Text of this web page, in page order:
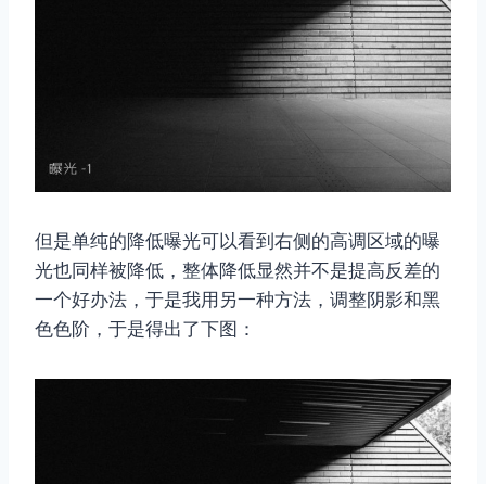
但是单纯的降低曝光可以看到右侧的高调区域的曝
光也同样被降低，整体降低显然并不是提高反差的
一个好办法，于是我用另一种方法，调整阴影和黑
色色阶，于是得出了下图：